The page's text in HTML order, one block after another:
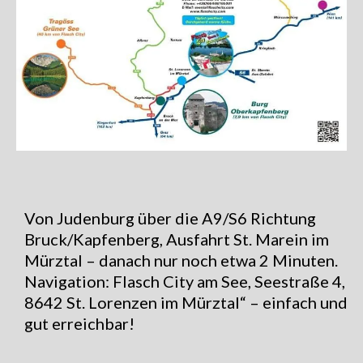
Von Judenburg über die A9/S6 Richtung
Bruck/Kapfenberg, Ausfahrt St. Marein im
Mürztal – danach nur noch etwa 2 Minuten.
Navigation: Flasch City am See, Seestraße 4,
8642 St. Lorenzen im Mürztal“ – einfach und
gut erreichbar!